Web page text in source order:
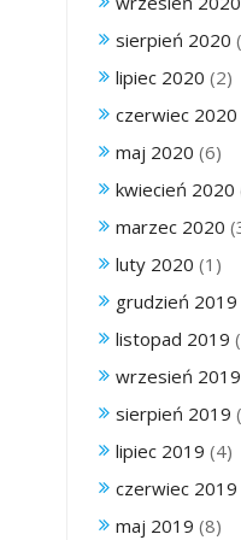
sierpień 2020
lipiec 2020 (2)
czerwiec 2020
maj 2020 (6)
kwiecień 2020
marzec 2020
luty 2020 (1)
grudzień 2019
listopad 2019
wrzesień 2019
sierpień 2019
lipiec 2019 (4)
czerwiec 2019
maj 2019 (8)